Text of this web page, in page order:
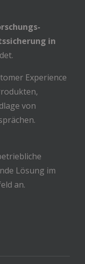
in
Experience
von
Lösung im
an.